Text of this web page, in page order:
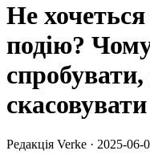
Не
подію?
скасовувати
Редакція Verke · 2025-06-